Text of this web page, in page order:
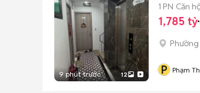
9 phút trước 12
1 PN Căn
1,785 tỷ
P Phạm